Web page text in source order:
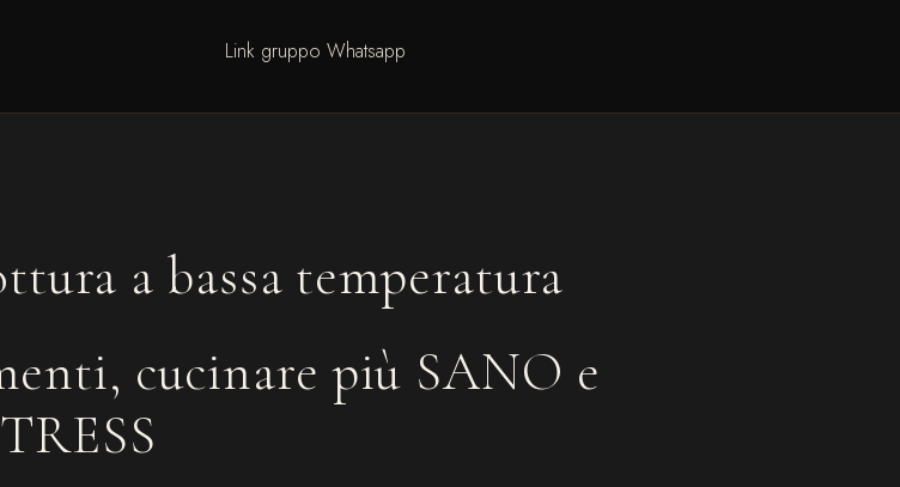
Link gruppo Whatsapp
a bassa temperatura
cucinare più SANO e